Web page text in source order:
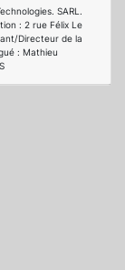
SARL.
: 2 rue Félix Le
Directeur de la
: Mathieu